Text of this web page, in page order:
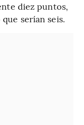
diez puntos,
serían seis.